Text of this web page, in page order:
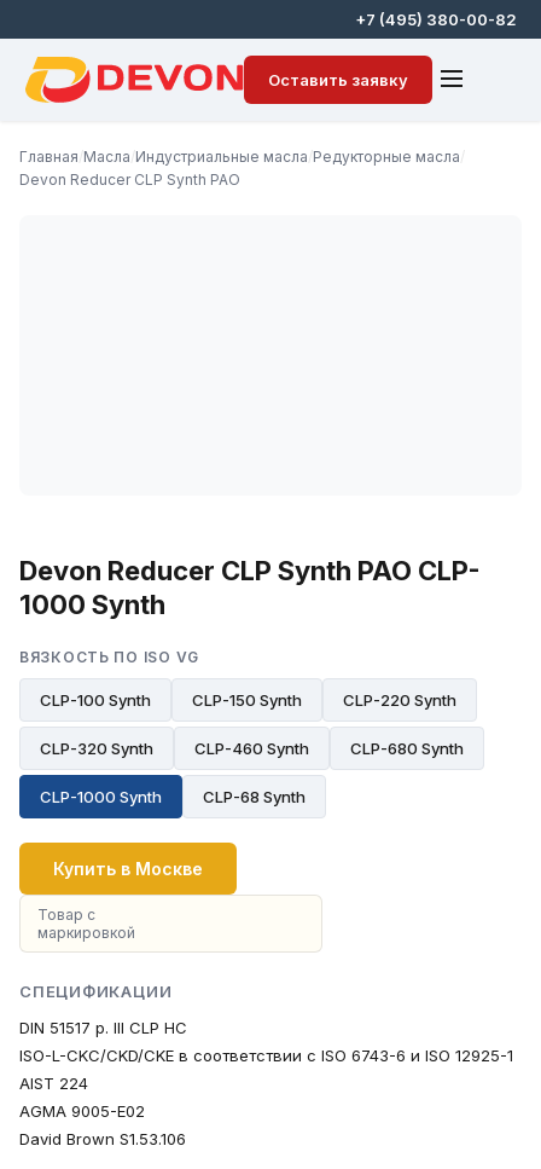
+7 (495) 380-00-82
Оставить заявку
Главная Масла Индустриальные масла Редукторные масла
Devon Reducer CLP Synth PAO
Devon Reducer CLP Synth PAO CLP-
1000 Synth
ВЯЗКОСТЬ ПО ISO VG
CLP-100 Synth CLP-150 Synth CLP-220 Synth
CLP-320 Synth CLP-460 Synth CLP-680 Synth
CLP-1000 Synth CLP-68 Synth
Купить в Москве
Товар с
маркировкой
СПЕЦИФИКАЦИИ
DIN 51517 p. III CLP HC
ISO-L-CKC/CKD/CKE в соответствии с ISO 6743-6 и ISO 12925-1
AIST 224
AGMA 9005-E02
David Brown S1.53.106